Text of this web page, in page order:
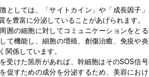
としては、「サイトカイン」や「成長因子」
を豊富に分泌していることがあげられます。
囲の細胞に対してコミュニケーションをとる
て機能し、細胞の増殖、創傷治癒、免疫や炎
関係しています。
受けた箇所があれば、幹細胞はそのSOS信号
促すための成分を分泌するため、美容におけ